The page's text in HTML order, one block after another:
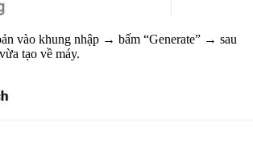
vào khung nhập → bấm “Generate” → sau
tạo về máy.